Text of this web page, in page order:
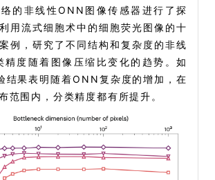
的非线性ONN图像传感器进行了探
用流式细胞术中的细胞荧光图像的十
例，研究了不同结构和复杂度的非线
精度随着图像压缩比变化的趋势。如
结果表明随着ONN复杂度的增加，在
范围内，分类精度都有所提升。